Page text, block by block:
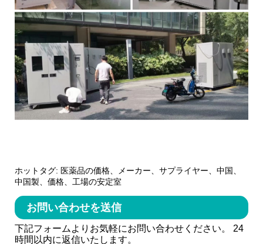
ホットタグ: 医薬品の価格、メーカー、サプライヤー、中国、
中国製、価格、工場の安定室
お問い合わせを送信
下記フォームよりお気軽にお問い合わせください。 24
時間以内に返信いたします。